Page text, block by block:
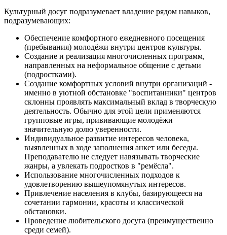
Культурный досуг подразумевает владение рядом навыков,
подразумевающих:
Обеспечение комфортного ежедневного посещения
(пребывания) молодёжи внутри центров культуры.
Создание и реализация многочисленных программ,
направленных на неформальное общение с детьми
(подростками).
Создание комфортных условий внутри организаций -
именно в уютной обстановке "воспитанники" центров
склонны проявлять максимальный вклад в творческую
деятельность. Обычно для этой цели применяются
групповые игры, прививающие молодёжи
значительную долю уверенности.
Индивидуальное развитие интересов человека,
выявленных в ходе заполнения анкет или беседы.
Преподавателю не следует навязывать творческие
жанры, а увлекать подростков в "ремёсла".
Использование многочисленных подходов к
удовлетворению вышеупомянутых интересов.
Привлечение населения в клубы, базирующееся на
сочетании гармонии, красоты и классической
обстановки.
Проведение любительского досуга (преимущественно
среди семей).